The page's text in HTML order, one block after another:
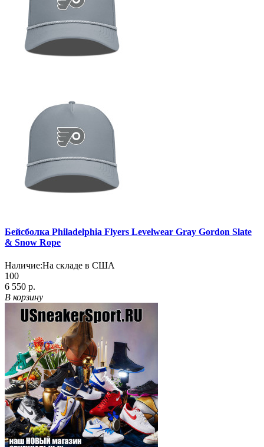
Бейсболка Philadelphia Flyers Levelwear Gray Gordon Slate
& Snow Rope
Наличие:На складе в США
100
6 550 р.
В корзину